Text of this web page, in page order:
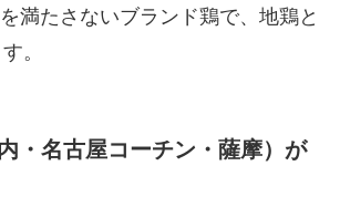
満たさないブランド鶏で、地鶏と
。
・名古屋コーチン・薩摩）が